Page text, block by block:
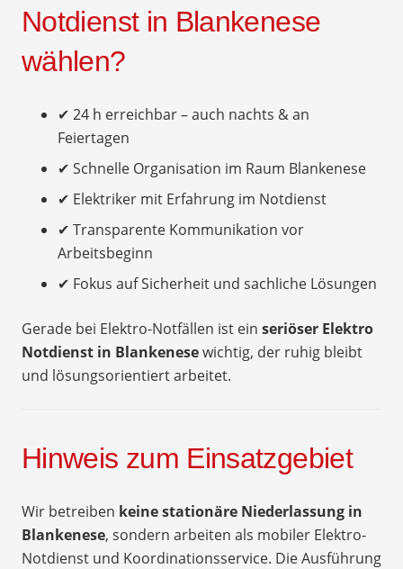
Notdienst in Blankenese
wählen?
✔ 24 h erreichbar – auch nachts & an
Feiertagen
✔ Schnelle Organisation im Raum Blankenese
✔ Elektriker mit Erfahrung im Notdienst
✔ Transparente Kommunikation vor
Arbeitsbeginn
✔ Fokus auf Sicherheit und sachliche Lösungen
Gerade bei Elektro-Notfällen ist ein seriöser Elektro
Notdienst in Blankenesewichtig, der ruhig bleibt
und lösungsorientiert arbeitet.
Hinweis zum Einsatzgebiet
Wir betreiben keine stationäre Niederlassung in
Blankenese, sondern arbeiten als mobiler Elektro-
Notdienst und Koordinationsservice. Die Ausführung